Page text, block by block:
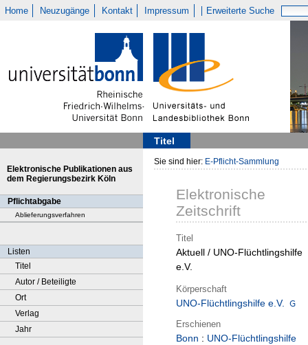
Home Neuzugänge Kontakt Impressum Erweiterte Suche
Titel
Elektronische Publikationen aus
dem Regierungsbezirk Köln
Pflichtabgabe
Ablieferungsverfahren
Listen
Titel
Autor / Beteiligte
Ort
Verlag
Jahr
Sie sind hier: E-Pflicht-Sammlung
Elektronische
Zeitschrift
Titel
Aktuell / UNO-Flüchtlingshilfe
e.V.
Körperschaft
UNO-Flüchtlingshilfe e.V.
Erschienen
Bonn : UNO-Flüchtlingshilfe